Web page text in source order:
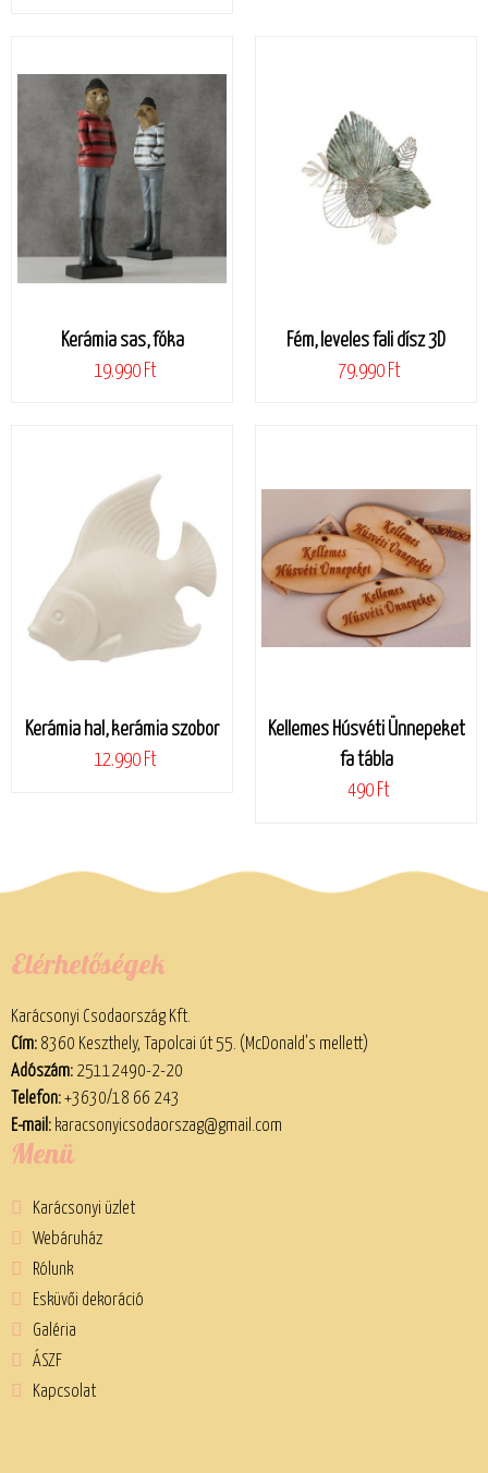
Kerámia sas, fóka
19.990 Ft
Fém, leveles fali dísz 3D
79.990 Ft
Kerámia hal, kerámia szobor
12.990 Ft
Kellemes Húsvéti Ünnepeket
fa tábla
490 Ft
Elérhetőségek
Karácsonyi Csodaország Kft.
Cím:8360 Keszthely, Tapolcai út 55. (McDonald’s mellett)
Adószám:25112490-2-20
Telefon:+3630/18 66 243
E-mail: karacsonyicsodaorszag@gmail.com
Menü
Karácsonyi üzlet
Webáruház
Rólunk
Esküvői dekoráció
Galéria
ÁSZF
Kapcsolat